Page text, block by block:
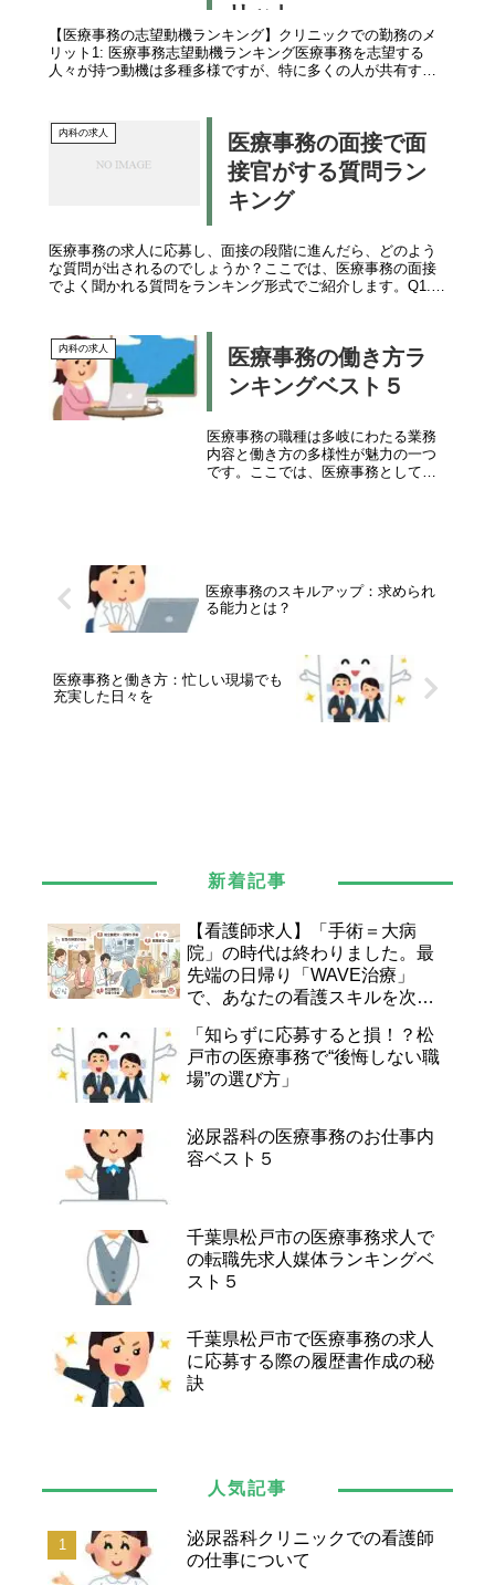
リット
【医療事務の志望動機ランキング】クリニックでの勤務のメ
リット1: 医療事務志望動機ランキング医療事務を志望する
人々が持つ動機は多種多様ですが、特に多くの人が共有する
内科の求人
医療事務の面接で面
接官がする質問ラン
キング
医療事務の求人に応募し、面接の段階に進んだら、どのよう
な質問が出されるのでしょうか？ここでは、医療事務の面接
でよく聞かれる質問をランキング形式でご紹介します。Q1.
内科の求人
医療事務の働き方ラ
ンキングベスト５
医療事務の職種は多岐にわたる業務
内容と働き方の多様性が魅力の一つ
です。ここでは、医療事務としての
医療事務のスキルアップ：求められ
る能力とは？
医療事務と働き方：忙しい現場でも
充実した日々を
新着記事
【看護師求人】「手術＝大病
院」の時代は終わりました。最
先端の日帰り「WAVE治療」
で、あなたの看護スキルを次の
「知らずに応募すると損！？松
戸市の医療事務で“後悔しない職
場”の選び方」
泌尿器科の医療事務のお仕事内
容ベスト５
千葉県松戸市の医療事務求人で
の転職先求人媒体ランキングベ
スト５
千葉県松戸市で医療事務の求人
に応募する際の履歴書作成の秘
訣
人気記事
泌尿器科クリニックでの看護師
の仕事について